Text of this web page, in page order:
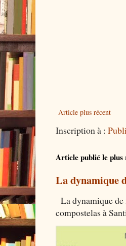
Article plus récent
Inscription à :
Article publié le plus
La dynamique
La dynamique
compostelas à